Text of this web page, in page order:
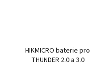
HIKMICRO baterie pro
THUNDER 2.0 a 3.0